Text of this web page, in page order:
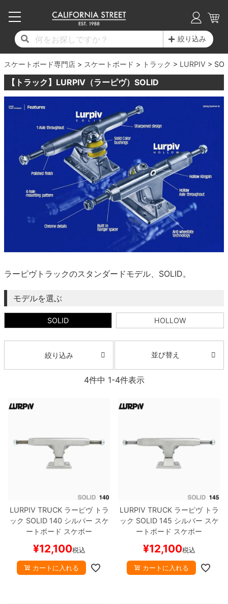
絞り込み
スケートボード専門店 スケートボード トラック LURPIV
【トラック】LURPIV（ラーピヴ）SOLID
ラーピヴトラックのスタンダードモデル、SOLID。
モデルを選ぶ
SOLID HOLLOW
絞り込み 並び替え
4件中 1-4件表示
LURPIV TRUCKラーピヴトラ
ック SOLID140 シルバー スケ
ートボード スケボー
¥12,100税込
カートに入れる
LURPIV TRUCKラーピヴトラ
ック SOLID145 シルバー スケ
ートボード スケボー
¥12,100税込
カートに入れる
17時までのご注文は当日発送！
11,000円以上で送料無料！
毎月1日はポイント5倍！10日と20日は3倍！
コンプリートセット（完成品）
17時までのご注文は当日発送！
11,000円以上で送料無料！
毎月1日はポイント5倍！10日と20日は3倍！
デッキ新着一覧
デッキブランド一覧（全てのデッキ）
サイズからデッキを選ぶ
子供用デッキ
7.0inch以下
7.2inch
7.6inch
7.7inch
7.8inch
8.0inch
8.1inch
8.2inch
8.5inch
8.9inch
9.0inch以上
シェイプデッキ
トラック
17時までのご注文は当日発送！
11,000円以上で送料無料！
毎月1日はポイント5倍！10日と20日は3倍！
トラック新着一覧
トラックブランド一覧（全てのトラック）
適合デッキサイズから選ぶ
7.0inch以下
7.2inch
7.3inch
7.7inch
7.8inch
7.9inch
8.1inch
8.2inch
8.3inch
8.6inch
9.0inch以上
ウィール
17時までのご注文は当日発送！
11,000円以上で送料無料！
毎月1日はポイント5倍！10日と20日は3倍！
ウィール新着一覧
ウィールブランド一覧（全てのウィール）
ウィールをサイズから選ぶ
50mm
51mm
52mm
55mm
56mm
57mm
59mm
60mm
62mm
65mm
110mm
スピットファイヤー F4（フォーミュラフォ
ボーンズ XF（エックスフォーミュラ）
ボーンズ STF（エスティーエフ）
ラ）
ソフトウィール（クルーザー）
ベアリング
デッキテープ
パーツ・その他
足回りセット（トラック・ウィールセット）
ヘルメット・パッド
練習用アイテム（初心者におすすめ）
スケートケース・バッグ
メディア（雑誌・DVD・CD）
17時までのご注文は当日発送！
11,000円以上で送料無料！
毎月1日はポイント5倍！10日と20日は3倍！
シューズ新着一覧
シューズブランド一覧
シューズをサイズから選ぶ
20cm
21cm
22cm
23.5cm
24cm
24.5cm
25.5cm
26cm
26.5cm
28cm
30cm
サンダル
インソール
シューレース・その他
17時までのご注文は当日発送！
11,000円以上で送料無料！
毎月1日はポイント5倍！10日と20日は3倍！
Tシャツ
ロングスリーブTシャツ
ジャケット
パーカー
トレーナー・セーター
パンツ
長袖ボタンシャツ
7分袖シャツ・ラグラン
半袖シャツ
キャップ
アンダーウエア
17時までのご注文は当日発送！
11,000円以上で送料無料！
毎月1日はポイント5倍！10日と20日は3倍！
最新ブログ一覧
17時までのご注文は当日発送！
11,000円以上で送料無料！
毎月1日はポイント5倍！10日と20日は3倍！
初心者の方へ
スタッフおすすめアイテム
ブランド紹介
INFO
17時までのご注文は当日発送！
11,000円以上で送料無料！
毎月1日はポイント5倍！10日と20日は3倍！
店舗情報
ショップライダー紹介
スタッフ紹介
カリフォルニアストリートの歴史
求人情報
プライバシーポリシー